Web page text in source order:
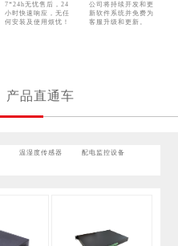
7*24h无忧售后，24
小时快速响应，无任
何安装及使用烦忧！
公司将持续开发和更
新软件系统并免费为
客服升级和更新。
产品直通车
温湿度传感器 配电监控设备